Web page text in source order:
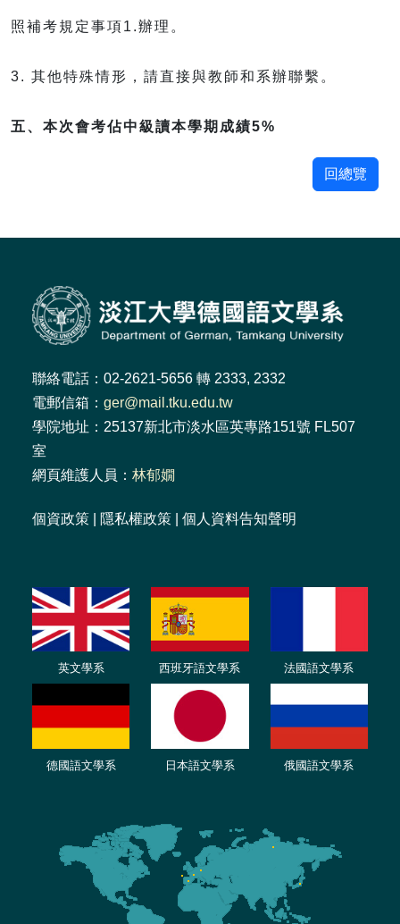
照補考規定事項1.辦理。
3. 其他特殊情形，請直接與教師和系辦聯繫。
五、本次會考佔中級讀本學期成績5%
回總覽
聯絡電話：02-2621-5656 轉 2333, 2332
電郵信箱： ger@mail.tku.edu.tw
學院地址：25137新北市淡水區英專路151號 FL507
室
網頁維護人員： 林郁嫺
個資政策 隱私權政策 個人資料告知聲明
英文學系 西班牙語文學系 法國語文學系
德國語文學系 日本語文學系 俄國語文學系